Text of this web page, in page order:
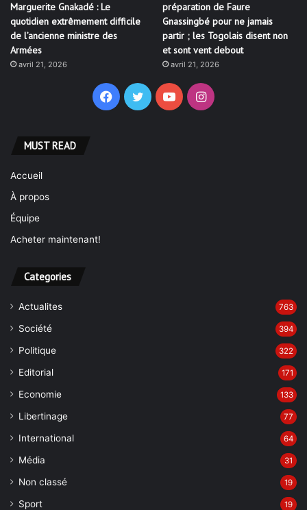
Marguerite Gnakadé : Le
quotidien extrêmement difficile
de l’ancienne ministre des
Armées
avril 21, 2026
préparation de Faure
Gnassingbé pour ne jamais
partir ; les Togolais disent non
et sont vent debout
avril 21, 2026
Facebook
TwitterYouTubeInstagram
MUST READ
Accueil
À propos
Équipe
Acheter maintenant!
Categories
Actualites 763
Société 394
Politique 322
Editorial 171
Economie 133
Libertinage 77
International 64
Média 31
Non classé 19
Sport 19